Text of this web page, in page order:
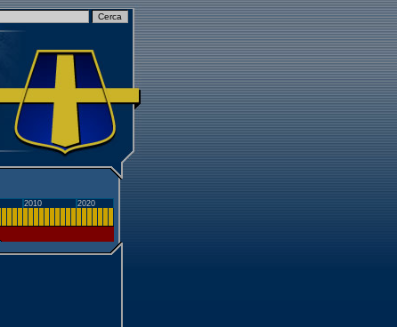
2010 2020